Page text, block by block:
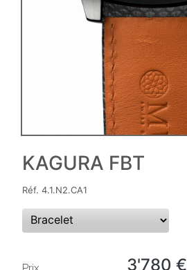
KAGURA FBT
Réf. 4.1.N2.CA1
3'780 €